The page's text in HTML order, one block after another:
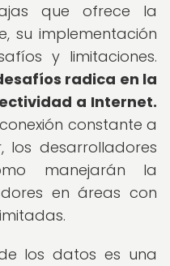
que ofrece la
su implementación
y limitaciones.
radica en la
a Internet.
constante a
desarrolladores
manejarán la
en áreas con
los datos es una